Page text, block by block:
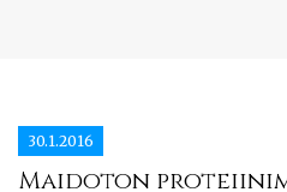
30.1.2016
Maidoton